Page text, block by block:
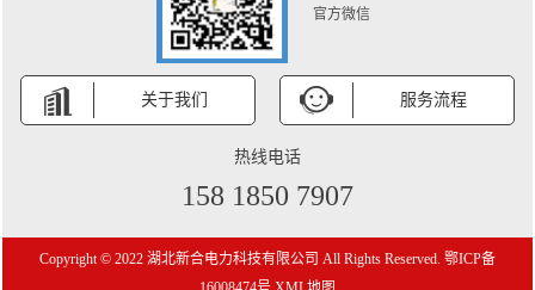
官方微信
关于我们 服务流程
热线电话
158 1850 7907
Copyright © 2022 湖北新合电力科技有限公司 All Rights Reserved. 鄂ICP备